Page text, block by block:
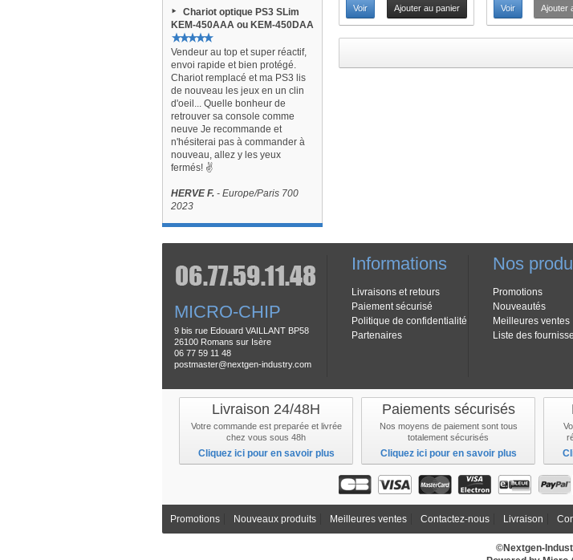
Chariot optique PS3 SLim
KEM-450AAA ou KEM-450DAA
Vendeur au top et super réactif,
envoi rapide et bien protégé.
Chariot remplacé et ma PS3 lis
de nouveau les jeux en un clin
d'oeil... Quelle bonheur de
retrouver sa console comme
neuve Je recommande et
n'hésiterai pas à commander à
nouveau, allez y les yeux
fermés! ✌️
HERVE F. - Europe/Paris 700
2023
Voir Ajouter au panier Voir Ajouter
MICRO-CHIP
9 bis rue Edouard VAILLANT BP58
26100 Romans sur Isère
06 77 59 11 48
postmaster@nextgen-industry.com
Informations
Livraisons et retours
Paiement sécurisé
Politique de confidentialité
Partenaires
Nos
Promotions
Nouveautés
Meilleures ventes
Liste des
Livraison 24/48H
Votre commande est preparée et livrée
chez vous sous 48h
Cliquez ici pour en savoir plus
Paiements sécurisés
Nos moyens de paiement sont tous
totalement sécurisés
Cliquez ici pour en savoir plus
Promotions Nouveaux produits Meilleures ventes Contactez-nous Livraison
©Nextgen-